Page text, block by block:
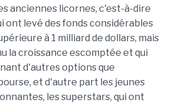
anciennes licornes, c'est-à-dire
ont levé des fonds considérables
à 1 milliard de dollars, mais
la croissance escomptée et qui
d'autres options que
et d'autre part les jeunes
les superstars, qui ont